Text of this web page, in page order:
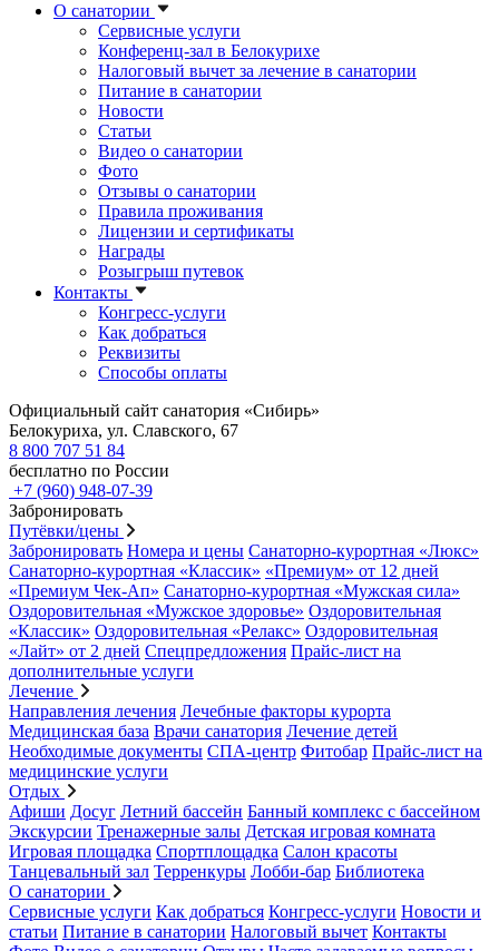
О санатории
Сервисные услуги
Конференц-зал в Белокурихе
Налоговый вычет за лечение в санатории
Питание в санатории
Новости
Статьи
Видео о санатории
Фото
Отзывы о санатории
Правила проживания
Лицензии и сертификаты
Награды
Розыгрыш путевок
Контакты
Конгресс-услуги
Как добраться
Реквизиты
Способы оплаты
Официальный сайт санатория «Сибирь»
Белокуриха, ул. Славского, 67
8 800 707 51 84
бесплатно по России
+7 (960) 948-07-39
Забронировать
Путёвки/цены
Забронировать Номера и цены Санаторно-курортная «Люкс»
Санаторно-курортная «Классик» «Премиум» от 12 дней
«Премиум Чек-Ап» Санаторно-курортная «Мужская сила»
Оздоровительная «Мужское здоровье» Оздоровительная
«Классик» Оздоровительная «Релакс» Оздоровительная
«Лайт» от 2 дней Спецпредложения Прайс-лист на
дополнительные услуги
Лечение
Направления лечения Лечебные факторы курорта
Медицинская база Врачи санатория Лечение детей
Необходимые документы СПА-центр Фитобар Прайс-лист на
медицинские услуги
Отдых
Афиши Досуг Летний бассейн Банный комплекс с бассейном
Экскурсии Тренажерные залы Детская игровая комната
Игровая площадка Спортплощадка Салон красоты
Танцевальный зал Терренкуры Лобби-бар Библиотека
О санатории
Сервисные услуги Как добраться Конгресс-услуги Новости и
статьи Питание в санатории Налоговый вычет Контакты